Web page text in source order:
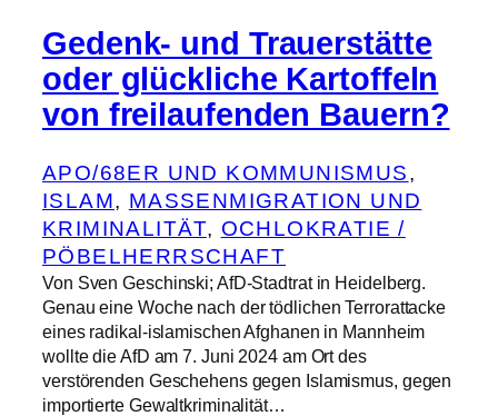
Gedenk- und Trauerstätte
oder glückliche Kartoffeln
von freilaufenden Bauern?
APO/68ER UND KOMMUNISMUS
ISLAM, MASSENMIGRATION UND
KRIMINALITÄT, OCHLOKRATIE /
PÖBELHERRSCHAFT
Von Sven Geschinski; AfD-Stadtrat in Heidelberg.
Genau eine Woche nach der tödlichen Terrorattacke
eines radikal-islamischen Afghanen in Mannheim
wollte die AfD am 7. Juni 2024 am Ort des
verstörenden Geschehens gegen Islamismus, gegen
importierte Gewaltkriminalität…